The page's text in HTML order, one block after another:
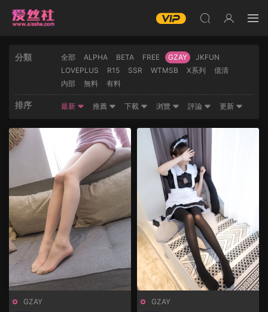
分類 全部 ALPHA BETA FREE GZAY
JKFUN
LOVEPLUS
R15 SSR WTMSB X系列
億清
内部
無料 有料
排序 最新 推薦 下載 浏覽 評論 更新
GZAY
GZAY